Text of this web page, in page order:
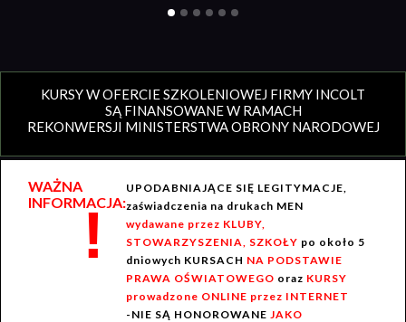
KURSY W OFERCIE SZKOLENIOWEJ FIRMY INCOLT
SĄ FINANSOWANE W RAMACH
REKONWERSJI MINISTERSTWA OBRONY NARODOWEJ
WAŻNA
INFORMACJA:
!
UPODABNIAJĄCE SIĘ LEGITYMACJE,
zaświadczenia na drukach MEN
wydawane przez KLUBY,
STOWARZYSZENIA, SZKOŁY po około 5
dniowych KURSACH NA PODSTAWIE
PRAWA OŚWIATOWEGO oraz KURSY
prowadzone ONLINE przez INTERNET
-NIE SĄ HONOROWANE JAKO